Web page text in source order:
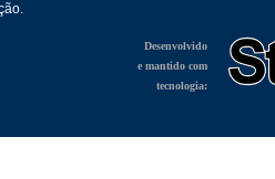
Desenvolvido
e mantido com
tecnologia: